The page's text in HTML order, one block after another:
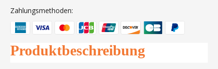
Zahlungsmethoden:
Produktbeschreibung